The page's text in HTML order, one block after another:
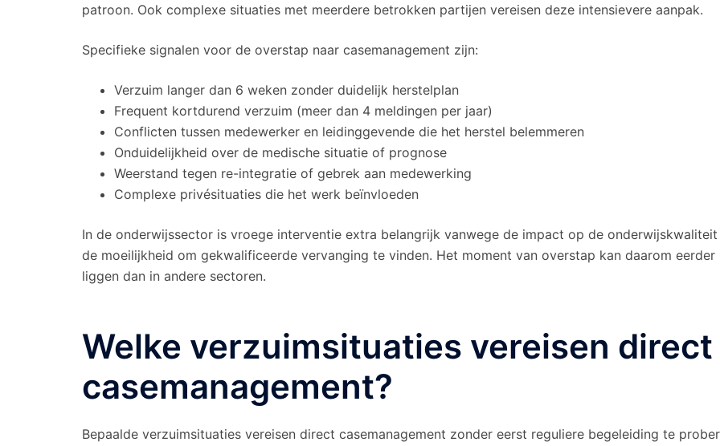
patroon. Ook complexe situaties met meerdere betrokken partijen vereisen deze intensievere aanpak.
Specifieke signalen voor de overstap naar casemanagement zijn:
Verzuim langer dan 6 weken zonder duidelijk herstelplan
Frequent kortdurend verzuim (meer dan 4 meldingen per jaar)
Conflicten tussen medewerker en leidinggevende die het herstel belemmeren
Onduidelijkheid over de medische situatie of prognose
Weerstand tegen re-integratie of gebrek aan medewerking
Complexe privésituaties die het werk beïnvloeden
In de onderwijssector is vroege interventie extra belangrijk vanwege de impact op de onderwijskwaliteit
de moeilijkheid om gekwalificeerde vervanging te vinden. Het moment van overstap kan daarom eerder
liggen dan in andere sectoren.
Welke verzuimsituaties vereisen direct
casemanagement?
Bepaalde verzuimsituaties vereisen direct casemanagement zonder eerst reguliere begeleiding te